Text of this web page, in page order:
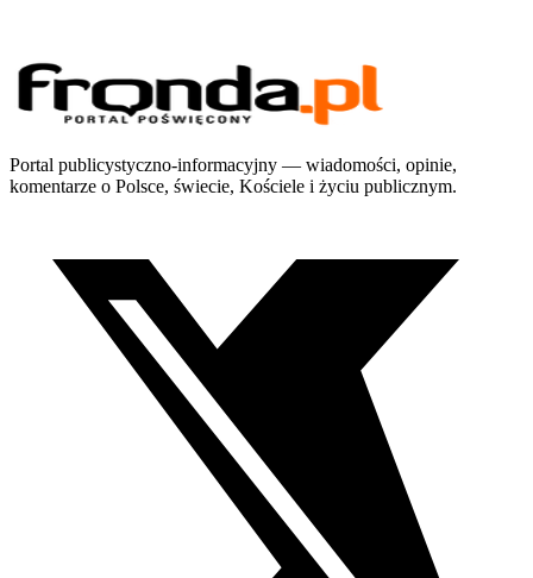
Portal publicystyczno-informacyjny — wiadomości, opinie,
komentarze o Polsce, świecie, Kościele i życiu publicznym.